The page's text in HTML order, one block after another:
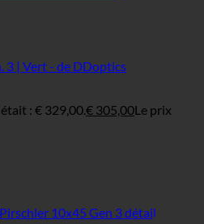
3 | Vert - de DDoptics
: € 329,00.€ 305,00Le prix